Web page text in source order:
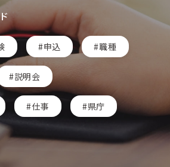
申込 職種
説明会
仕事 県庁